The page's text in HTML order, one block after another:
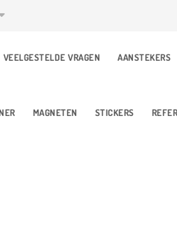
VEELGESTELDE VRAGEN AANSTEKERS
MAGNETEN STICKERS